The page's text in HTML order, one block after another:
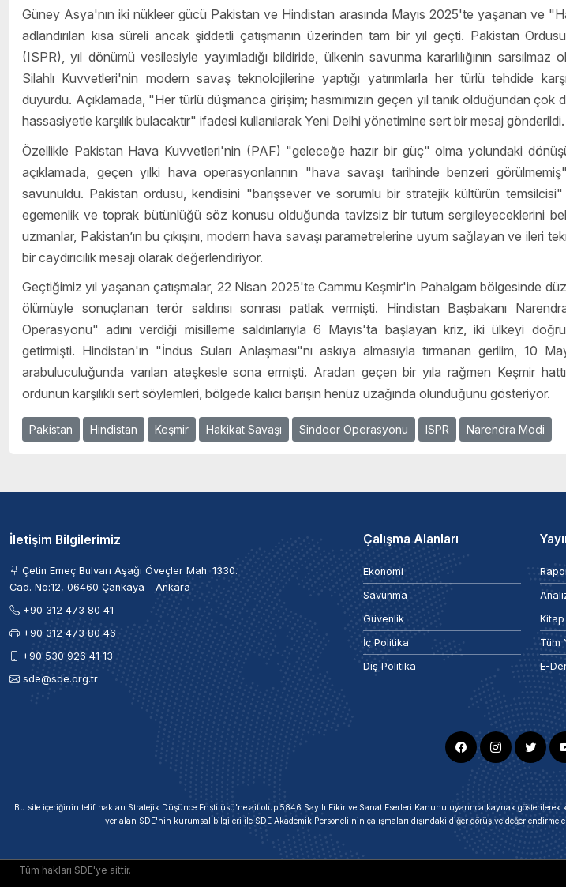
Güney Asya'nın iki nükleer gücü Pakistan ve Hindistan arasında Mayıs 2025'te yaşanan ve
adlandırılan kısa süreli ancak şiddetli çatışmanın üzerinden tam bir yıl geçti. Pakistan
(ISPR), yıl dönümü vesilesiyle yayımladığı bildiride, ülkenin savunma kararlılığının
Silahlı Kuvvetleri'nin modern savaş teknolojilerine yaptığı yatırımlarla her türlü tehdide
duyurdu. Açıklamada, "Her türlü düşmanca girişim; hasmımızın geçen yıl tanık olduğundan çok
hassasiyetle karşılık bulacaktır" ifadesi kullanılarak Yeni Delhi yönetimine sert bir mesaj gönderildi.
Özellikle Pakistan Hava Kuvvetleri'nin (PAF) "geleceğe hazır bir güç" olma yolundaki
açıklamada, geçen yılki hava operasyonlarının "hava savaşı tarihinde benzeri
savunuldu. Pakistan ordusu, kendisini "barışsever ve sorumlu bir stratejik kültürün temsilcisi"
egemenlik ve toprak bütünlüğü söz konusu olduğunda tavizsiz bir tutum sergileyeceklerini
uzmanlar, Pakistan’ın bu çıkışını, modern hava savaşı parametrelerine uyum sağlayan ve ileri
bir caydırıcılık mesajı olarak değerlendiriyor.
Geçtiğimiz yıl yaşanan çatışmalar, 22 Nisan 2025'te Cammu Keşmir'in Pahalgam bölgesinde
ölümüyle sonuçlanan terör saldırısı sonrası patlak vermişti. Hindistan Başbakanı
Operasyonu" adını verdiği misilleme saldırılarıyla 6 Mayıs'ta başlayan kriz, iki ülkeyi
getirmişti. Hindistan'ın "İndus Suları Anlaşması"nı askıya almasıyla tırmanan gerilim, 10
arabuluculuğunda varılan ateşkesle sona ermişti. Aradan geçen bir yıla rağmen Keşmir
ordunun karşılıklı sert söylemleri, bölgede kalıcı barışın henüz uzağında olunduğunu gösteriyor.
Pakistan Hindistan Keşmir Hakikat Savaşı Sindoor Operasyonu ISPR Narendra Modi
İletişim Bilgilerimiz
Çetin Emeç Bulvarı Aşağı Öveçler Mah. 1330.
Cad. No:12, 06460 Çankaya - Ankara
+90 312 473 80 41
+90 312 473 80 46
+90 530 926 41 13
sde@sde.org.tr
Çalışma Alanları
Ekonomi
Savunma
Güvenlik
İç Politika
Dış Politika
Kitap
Tüm
E-
Bu site içeriğinin telif hakları Stratejik Düşünce Enstitüsü’ne ait olup 5846 Sayılı Fikir ve Sanat Eserleri Kanunu uyarınca kaynak gösterilerek
yer alan SDE'nin kurumsal bilgileri ile SDE Akademik Personeli'nin çalışmaları dışındaki diğer görüş ve
Tüm hakları SDE'ye aittir.